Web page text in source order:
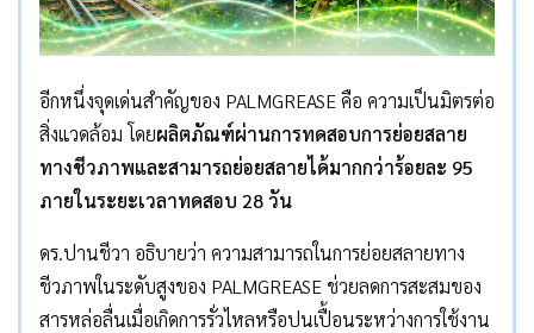
อีกหนึ่งจุดเด่นสำคัญของ PALMGREASE คือ ความเป็นมิตรต่อ
สิ่งแวดล้อม โดยผลิตภัณฑ์ผ่านการทดสอบการย่อยสลาย
ทางชีวภาพและสามารถย่อยสลายได้มากกว่าร้อยละ 95
ภายในระยะเวลาทดสอบ 28 วัน
ดร.ปานชีวา อธิบายว่า ความสามารถในการย่อยสลายทาง
ชีวภาพในระดับสูงของ PALMGREASE ช่วยลดการสะสมของ
สารหล่อลื่นเมื่อเกิดการรั่วไหลหรือปนเปื้อนระหว่างการใช้งาน